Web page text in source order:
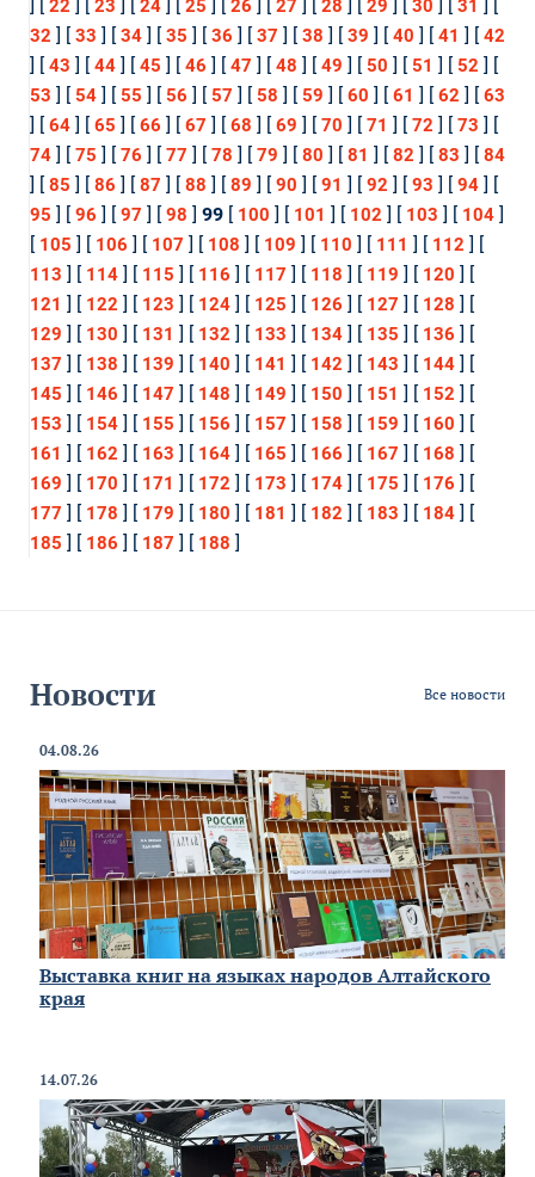
22 23 24 25 26 27 28 29 30 31
32 ] [33 ] [34 ] [35 ] [36 ] [37 ] [38 ] [39 ] [40 ] [41 ] [42
] [43 ] [44 ] [45 ] [46 ] [47 ] [48 ] [49 ] [50 ] [51 ] [52 ] [
53 ] [54 ] [55 ] [56 ] [57 ] [58 ] [59 ] [60 ] [61 ] [62 ] [63
] [64 ] [65 ] [66 ] [67 ] [68 ] [69 ] [70 ] [71 ] [72 ] [73 ] [
74 ] [75 ] [76 ] [77 ] [78 ] [79 ] [80 ] [81 ] [82 ] [83 ] [84
] [85 ] [86 ] [87 ] [88 ] [89 ] [90 ] [91 ] [92 ] [93 ] [94 ] [
95 ] [96 ] [97 ] [98 ] 99 [ 100 ] [ 101 ] [ 102 ] [ 103 ] [ 104 ]
[ 105 ] [ 106 ] [ 107 ] [ 108 ] [ 109 ] [ 110 ] [ 111 ] [ 112 ] [
113 ] [ 114 ] [ 115 ] [ 116 ] [ 117 ] [ 118 ] [ 119 ] [ 120 ] [
121 ] [ 122 ] [ 123 ] [ 124 ] [ 125 ] [ 126 ] [ 127 ] [ 128 ] [
129 ] [ 130 ] [ 131 ] [ 132 ] [ 133 ] [ 134 ] [ 135 ] [ 136 ] [
137 ] [ 138 ] [ 139 ] [ 140 ] [ 141 ] [ 142 ] [ 143 ] [ 144 ] [
145 ] [ 146 ] [ 147 ] [ 148 ] [ 149 ] [ 150 ] [ 151 ] [ 152 ] [
153 ] [ 154 ] [ 155 ] [ 156 ] [ 157 ] [ 158 ] [ 159 ] [ 160 ] [
161 ] [ 162 ] [ 163 ] [ 164 ] [ 165 ] [ 166 ] [ 167 ] [ 168 ] [
169 ] [ 170 ] [ 171 ] [ 172 ] [ 173 ] [ 174 ] [ 175 ] [ 176 ] [
177 ] [ 178 ] [ 179 ] [ 180 ] [ 181 ] [ 182 ] [ 183 ] [ 184 ] [
185 ] [ 186 ] [ 187 ] [ 188 ]
Новости Все новости
04.08.26
Выставка книг на языках народов Алтайского
края
14.07.26